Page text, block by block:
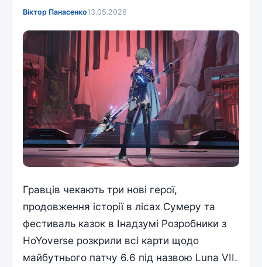
Віктор Панасенко13.05.2026
Гравців чекають три нові герої,
продовження історії в лісах Сумеру та
фестиваль казок в Інадзумі Розробники з
HoYoverse розкрили всі карти щодо
майбутнього патчу 6.6 під назвою Luna VII.